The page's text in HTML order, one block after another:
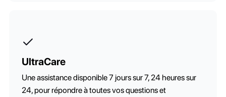
UltraCare
Une assistance disponible 7 jours sur 7, 24 heures sur
24, pour répondre à toutes vos questions et